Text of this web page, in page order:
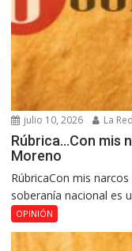
julio 10, 2026 La
Rúbrica…Con mis
Moreno
RúbricaCon mis
soberanía nacional es
OPINIÓN